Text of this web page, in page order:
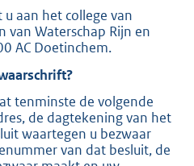
aan het college van
van Waterschap Rijn en
AC Doetinchem.
tenminste de volgende
de dagtekening van het
waartegen u bezwaar
van dat besluit, de